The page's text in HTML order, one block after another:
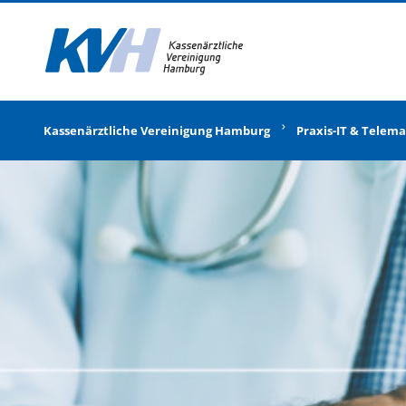
Kassenärztliche Vereinigung Hamburg Praxis-IT &